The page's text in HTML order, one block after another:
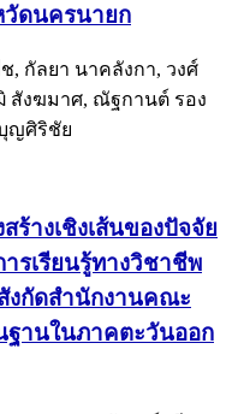
วัดนครนายก
, กัลยา นาคลังกา, วงศ์
สังฆมาศ, ณัฐกานต์ รอง
ญศิริชัย
างเชิงเส้นของปัจจัย
รเรียนรู้ทางวิชาชีพ
งกัดสำนักงานคณะ
ฐานในภาคตะวันออก